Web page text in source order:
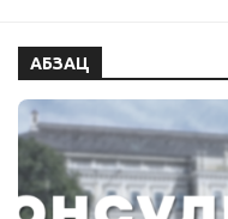
АБЗАЦ